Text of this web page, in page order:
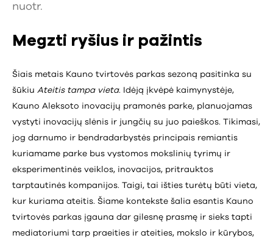
nuotr.
Megzti ryšius ir pažintis
Šiais metais Kauno tvirtovės parkas sezoną pasitinka su
šūkiu Ateitis tampa vieta. Idėją įkvėpė kaimynystėje,
Kauno Aleksoto inovacijų pramonės parke, planuojamas
vystyti inovacijų slėnis ir jungčių su juo paieškos. Tikimasi,
jog darnumo ir bendradarbystės principais remiantis
kuriamame parke bus vystomos mokslinių tyrimų ir
eksperimentinės veiklos, inovacijos, pritrauktos
tarptautinės kompanijos. Taigi, tai išties turėtų būti vieta,
kur kuriama ateitis. Šiame kontekste šalia esantis Kauno
tvirtovės parkas įgauna dar gilesnę prasmę ir sieks tapti
mediatoriumi tarp praeities ir ateities, mokslo ir kūrybos,